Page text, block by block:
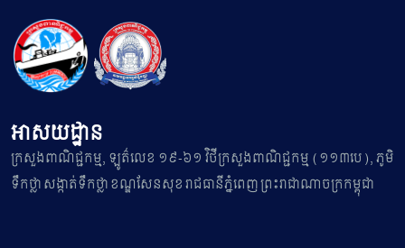
អាសយដ្ឋាន
ក្រសួងពាណិជ្ជកម្ម, ឡូត៌លេខ ១៩-៦១ វិថីក្រសួងពាណិជ្ជកម្ម (១១៣បេ), ភូមិ
ទឹកថ្លា សង្កាត់ទឹកថ្លា ខណ្ឌសែនសុខ រាជធានីភ្នំពេញ ព្រះរាជាណាចក្រកម្ពុជា